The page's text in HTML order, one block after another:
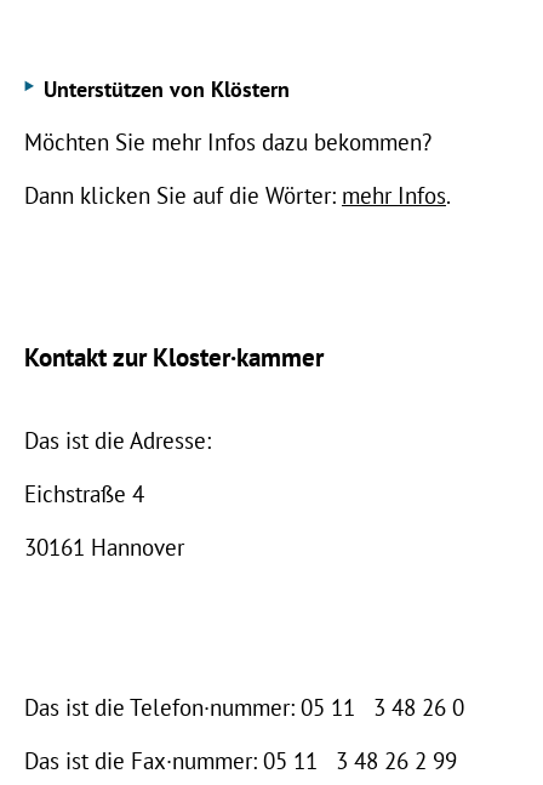
Unterstützen von Klöstern
Möchten Sie mehr Infos dazu bekommen?
Dann klicken Sie auf die Wörter: mehr Infos.
Kontakt zur Kloster·kammer
Das ist die Adresse:
Eichstraße 4
30161 Hannover
Das ist die Telefon·nummer: 05 11 3 48 26 0
Das ist die Fax·nummer: 05 11 3 48 26 2 99